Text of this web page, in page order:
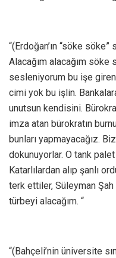
“(Erdoğan’ın “söke
Alacağım alacağım söke
sesleniyorum bu işe
cimi yok bu işlin.
unutsun kendisini.
imza atan bürokratın
bunları yapmayacağız.
dokunuyorlar. O tank
Katarlılardan alıp şanlı
terk ettiler, Süleyman Şah
türbeyi alacağım. “
“(Bahçeli’nin üniversite